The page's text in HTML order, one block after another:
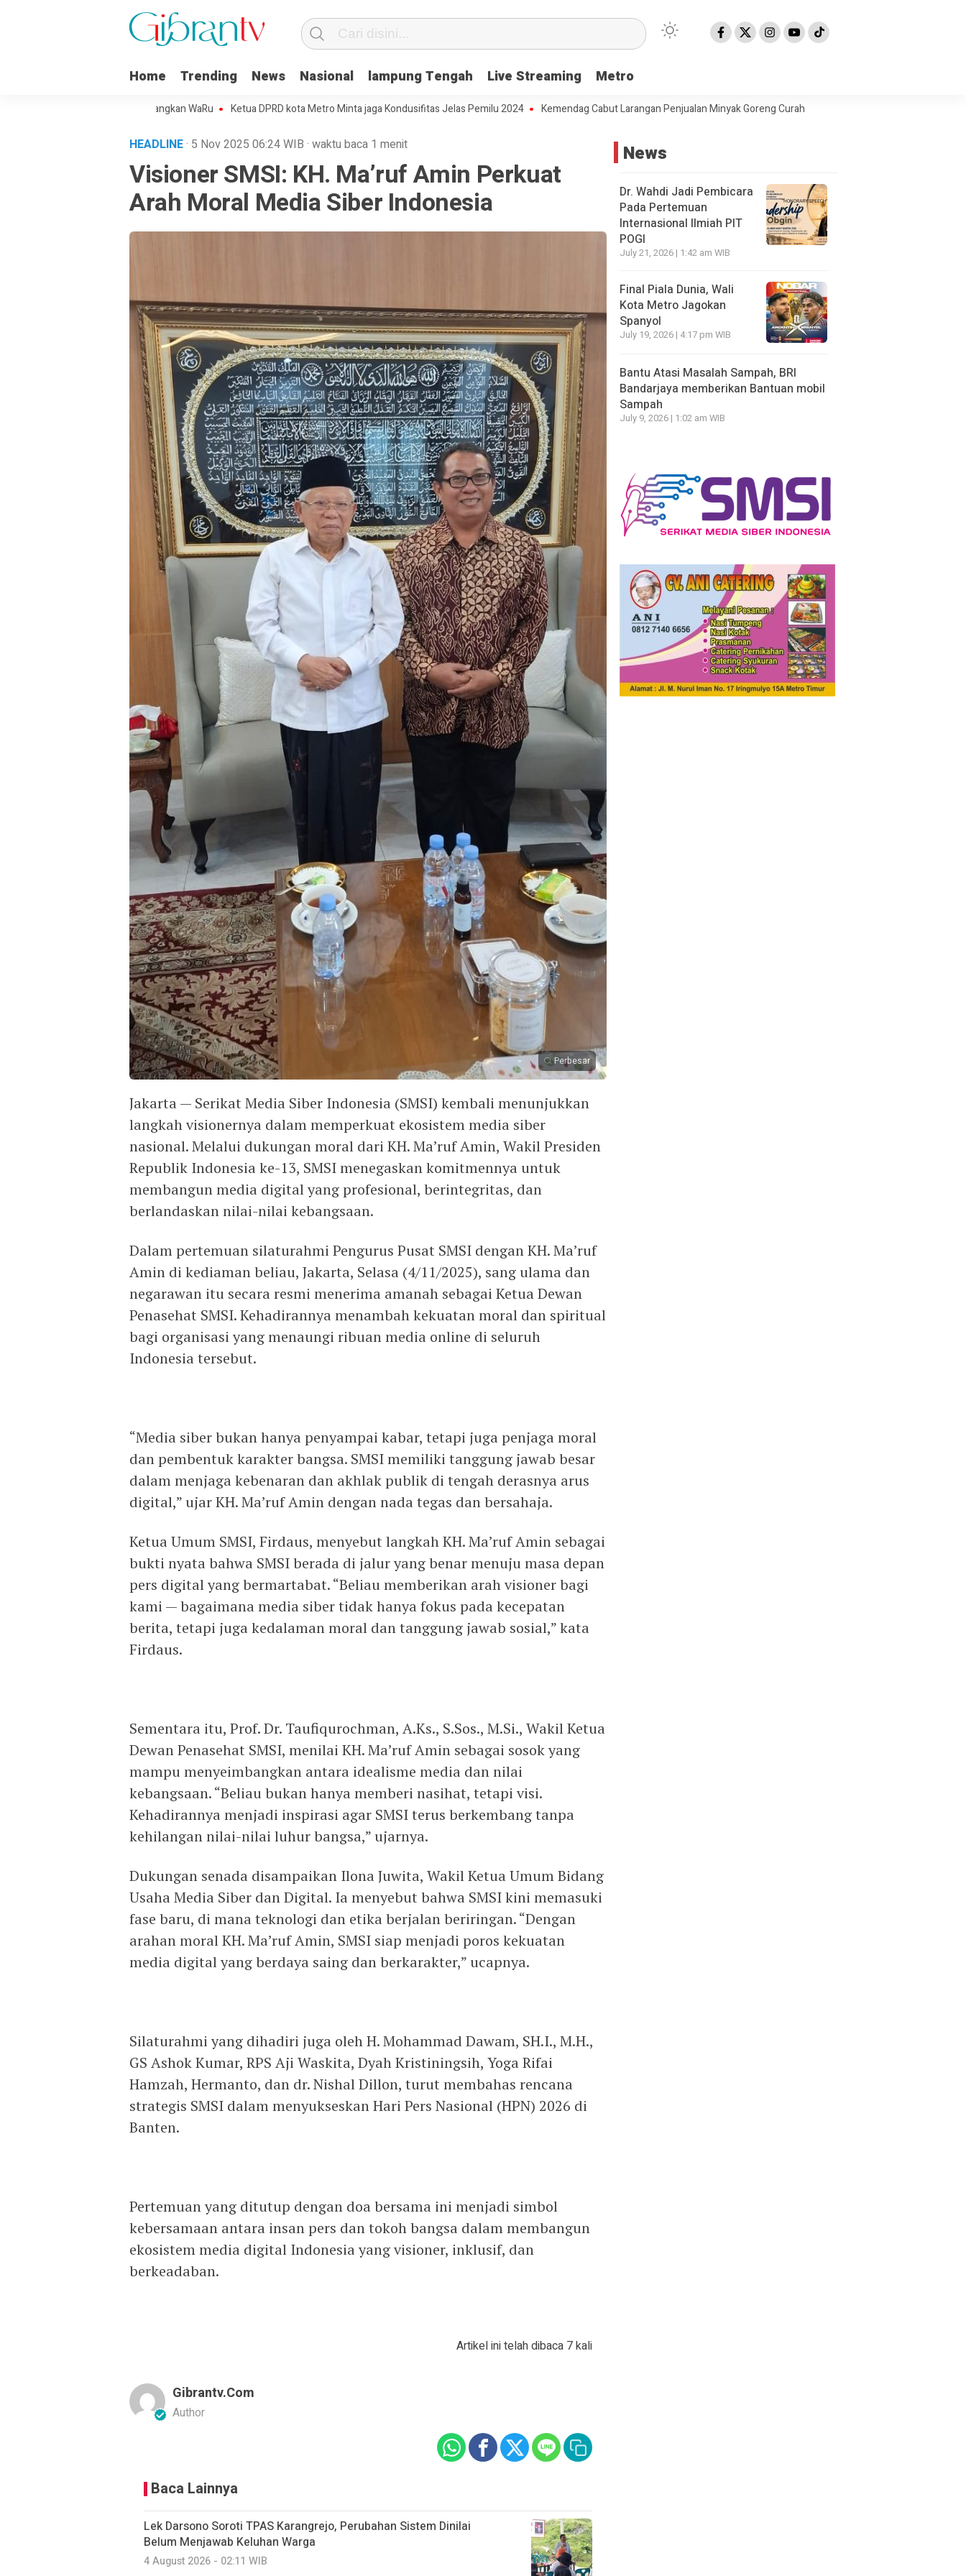
Home Trending News Nasional lampung Tengah Live Streaming Metro
Metro Sepakat Menangkan WaRu Ketua DPRD kota Metro Minta jaga Kondusifitas Jelas Pemilu 2024 Kemendag Cabut Larangan Penjualan Minyak Goreng Curah Berita Populer: Uji Coba Gage ke Anyer-
HEADLINE· 5 Nov 2025 06:24WIB · waktu baca 1 menit
Visioner SMSI: KH. Ma’ruf Amin Perkuat
Arah Moral Media Siber Indonesia
Perbesar
Jakarta — Serikat Media Siber Indonesia (SMSI) kembali menunjukkan
langkah visionernya dalam memperkuat ekosistem media siber
nasional. Melalui dukungan moral dari KH. Ma’ruf Amin, Wakil Presiden
Republik Indonesia ke-13, SMSI menegaskan komitmennya untuk
membangun media digital yang profesional, berintegritas, dan
berlandaskan nilai-nilai kebangsaan.
Dalam pertemuan silaturahmi Pengurus Pusat SMSI dengan KH. Ma’ruf
Amin di kediaman beliau, Jakarta, Selasa (4/11/2025), sang ulama dan
negarawan itu secara resmi menerima amanah sebagai Ketua Dewan
Penasehat SMSI. Kehadirannya menambah kekuatan moral dan spiritual
bagi organisasi yang menaungi ribuan media online di seluruh
Indonesia tersebut.
“Media siber bukan hanya penyampai kabar, tetapi juga penjaga moral
dan pembentuk karakter bangsa. SMSI memiliki tanggung jawab besar
dalam menjaga kebenaran dan akhlak publik di tengah derasnya arus
digital,” ujar KH. Ma’ruf Amin dengan nada tegas dan bersahaja.
Ketua Umum SMSI, Firdaus, menyebut langkah KH. Ma’ruf Amin sebagai
bukti nyata bahwa SMSI berada di jalur yang benar menuju masa depan
pers digital yang bermartabat. “Beliau memberikan arah visioner bagi
kami — bagaimana media siber tidak hanya fokus pada kecepatan
berita, tetapi juga kedalaman moral dan tanggung jawab sosial,” kata
Firdaus.
Sementara itu, Prof. Dr. Taufiqurochman, A.Ks., S.Sos., M.Si., Wakil Ketua
Dewan Penasehat SMSI, menilai KH. Ma’ruf Amin sebagai sosok yang
mampu menyeimbangkan antara idealisme media dan nilai
kebangsaan. “Beliau bukan hanya memberi nasihat, tetapi visi.
Kehadirannya menjadi inspirasi agar SMSI terus berkembang tanpa
kehilangan nilai-nilai luhur bangsa,” ujarnya.
Dukungan senada disampaikan Ilona Juwita, Wakil Ketua Umum Bidang
Usaha Media Siber dan Digital. Ia menyebut bahwa SMSI kini memasuki
fase baru, di mana teknologi dan etika berjalan beriringan. “Dengan
arahan moral KH. Ma’ruf Amin, SMSI siap menjadi poros kekuatan
media digital yang berdaya saing dan berkarakter,” ucapnya.
Silaturahmi yang dihadiri juga oleh H. Mohammad Dawam, SH.I., M.H.,
GS Ashok Kumar, RPS Aji Waskita, Dyah Kristiningsih, Yoga Rifai
Hamzah, Hermanto, dan dr. Nishal Dillon, turut membahas rencana
strategis SMSI dalam menyukseskan Hari Pers Nasional (HPN) 2026 di
Banten.
Pertemuan yang ditutup dengan doa bersama ini menjadi simbol
kebersamaan antara insan pers dan tokoh bangsa dalam membangun
ekosistem media digital Indonesia yang visioner, inklusif, dan
berkeadaban.
Artikel ini telah dibaca 7 kali
Gibrantv.com
Author
Baca Lainnya
Lek Darsono Soroti TPAS Karangrejo, Perubahan Sistem Dinilai
Belum Menjawab Keluhan Warga
4 August 2026 - 02:11 WIB
News
Dr. Wahdi Jadi Pembicara
Pada Pertemuan
Internasional Ilmiah PIT
POGI
July 21, 2026 | 1:42 am WIB
Final Piala Dunia, Wali
Kota Metro Jagokan
Spanyol
July 19, 2026 | 4:17 pm WIB
Bantu Atasi Masalah Sampah, BRI
Bandarjaya memberikan Bantuan mobil
Sampah
July 9, 2026 | 1:02 am WIB